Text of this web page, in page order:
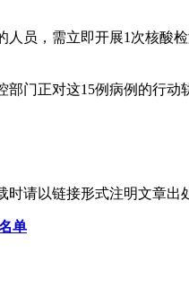
员，需立即开展1次核酸
门正对这15例病例的行
请以链接形式注明文章出
单